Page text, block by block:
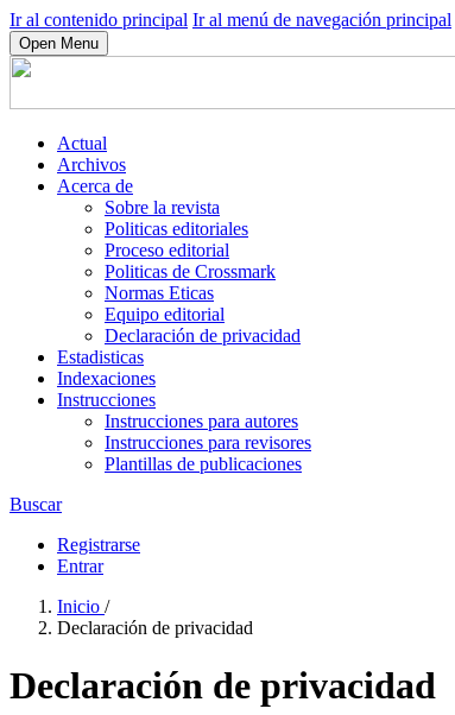
Ir al contenido principal Ir al menú de navegación principal
Open Menu
Actual
Archivos
Acerca de
Sobre la revista
Politicas editoriales
Proceso editorial
Politicas de Crossmark
Normas Eticas
Equipo editorial
Declaración de privacidad
Estadisticas
Indexaciones
Instrucciones
Instrucciones para autores
Instrucciones para revisores
Plantillas de publicaciones
Buscar
Registrarse
Entrar
Inicio /
Declaración de privacidad
Declaración de privacidad